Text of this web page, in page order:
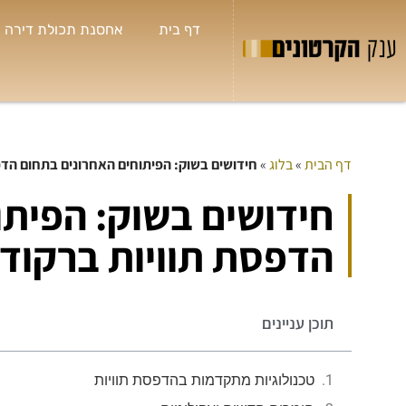
דף בית אחסנת תכולת דירה
דף הבית»בלוג»חידושים בשוק: הפיתוחים האחרונים בתחום
חידושים בשוק:
הדפסת תוויות ברקוד
תוכן עניינים
טכנולוגיות מתקדמות בהדפסת תוויות